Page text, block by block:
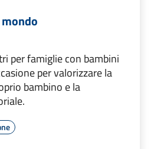
per famiglie con bambini
per valorizzare la
bambino e la